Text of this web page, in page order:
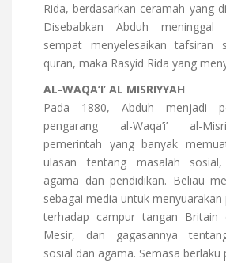
Rida, berdasarkan ceramah yang
Disebabkan Abduh meninggal
sempat menyelesaikan tafsiran
quran, maka Rasyid Rida yang
AL-WAQA’I’ AL MISRIYYAH
Pada 1880, Abduh menjadi
pengarang al-Waqa’i’ al-
pemerintah yang banyak
ulasan tentang masalah
agama dan pendidikan. Beliau
sebagai media untuk
terhadap campur tangan Britain
Mesir, dan gagasannya
sosial dan agama. Semasa